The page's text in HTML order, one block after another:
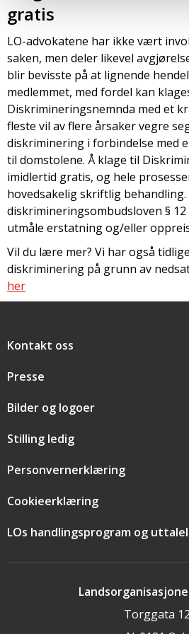
gratis
LO-advokatene har ikke vært
saken, men deler likevel
blir bevisste på at lignende
medlemmet, med fordel kan
Diskrimineringsnemnda med et
fleste vil av flere årsaker vegre
diskriminering i forbindelse med
til domstolene. Å klage til
imidlertid gratis, og hele
hovedsakelig skriftlig
diskrimineringsombudsloven §
utmåle erstatning og/eller
Vil du lære mer? Vi har også
diskriminering på grunn av
her
Torggata 12
Snarveier
Kontakt oss
Presse
Bilder og logoer
Stilling ledig
Personvernerklæring
Cookieerklæring
LOs handlingsprogram og